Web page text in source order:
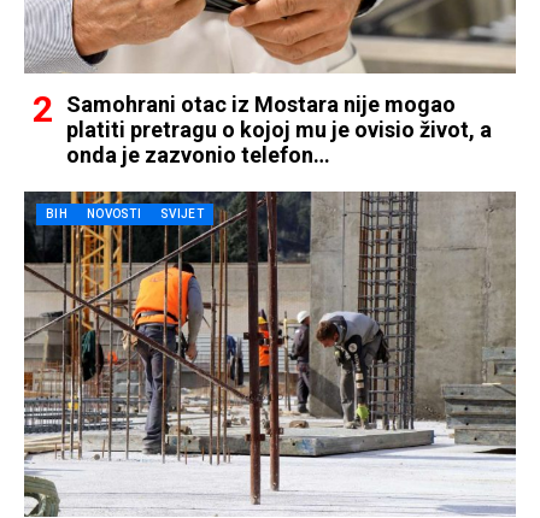
Samohrani otac iz Mostara nije mogao
platiti pretragu o kojoj mu je ovisio život, a
onda je zazvonio telefon…
BIH NOVOSTI SVIJET